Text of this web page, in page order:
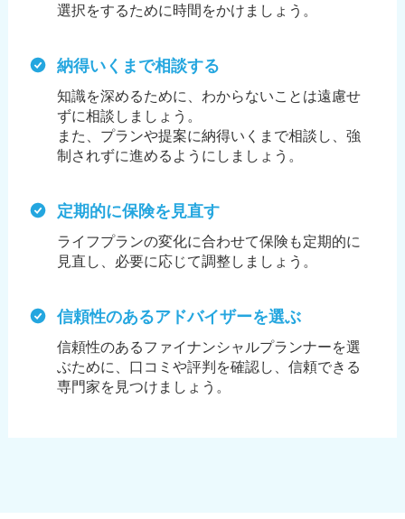
選択をするために時間をかけましょう。
納得いくまで相談する
知識を深めるために、わからないことは遠慮せ
ずに相談しましょう。
また、プランや提案に納得いくまで相談し、強
制されずに進めるようにしましょう。
定期的に保険を見直す
ライフプランの変化に合わせて保険も定期的に
見直し、必要に応じて調整しましょう。
信頼性のあるアドバイザーを選ぶ
信頼性のあるファイナンシャルプランナーを選
ぶために、 口コミや評判を確認し、信頼できる
専門家を見つけましょう。